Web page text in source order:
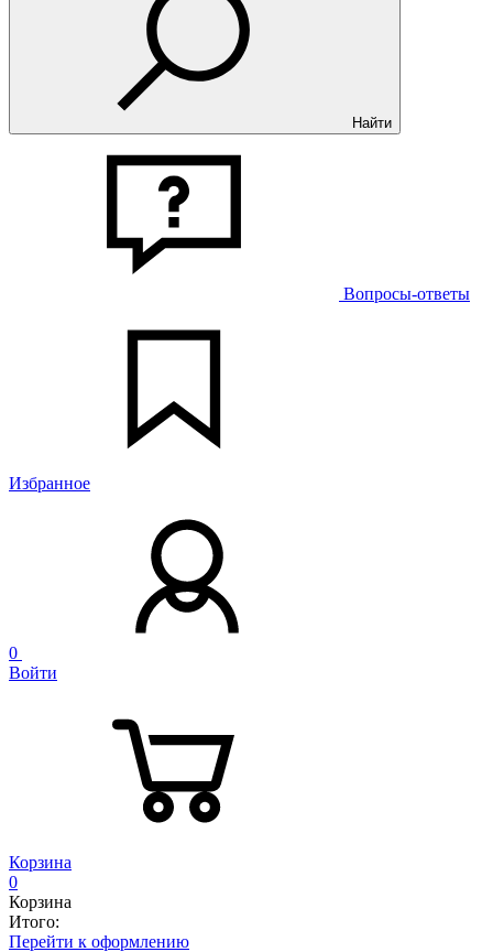
Найти
Вопросы-ответы
Избранное
0
Войти
Корзина
0
Корзина
Итого:
Перейти к оформлению